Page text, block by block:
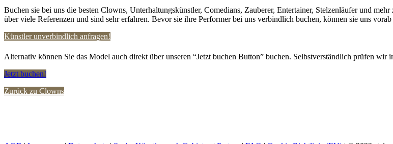
Buchen sie bei uns die besten Clowns, Unterhaltungskünstler, Comedians, Zauberer, Entertainer, Stelzenläufer und mehr
über viele Referenzen und sind sehr erfahren. Bevor sie ihre Performer bei uns verbindlich buchen, können sie uns
Künstler unverbindlich anfragen!
Alternativ können Sie das Model auch direkt über unseren “Jetzt buchen Button” buchen. Selbstverständlich prüfen
Jetzt buchen!
Zurück zu Clowns